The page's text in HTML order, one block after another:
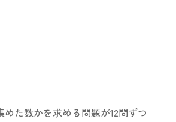
た数かを求める問題が12問ずつ